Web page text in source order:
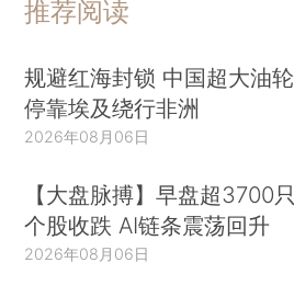
推荐阅读
规避红海封锁 中国超大油轮
停靠埃及绕行非洲
2026年08月06日
【大盘脉搏】早盘超3700只
个股收跌 AI链条震荡回升
2026年08月06日